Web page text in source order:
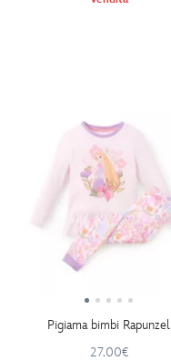
Pigiama bimbi Rapunzel
27.00€